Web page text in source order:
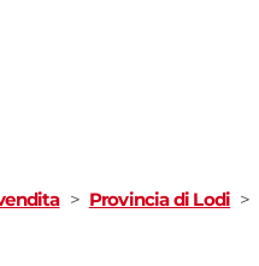
> Provincia di Lodi >